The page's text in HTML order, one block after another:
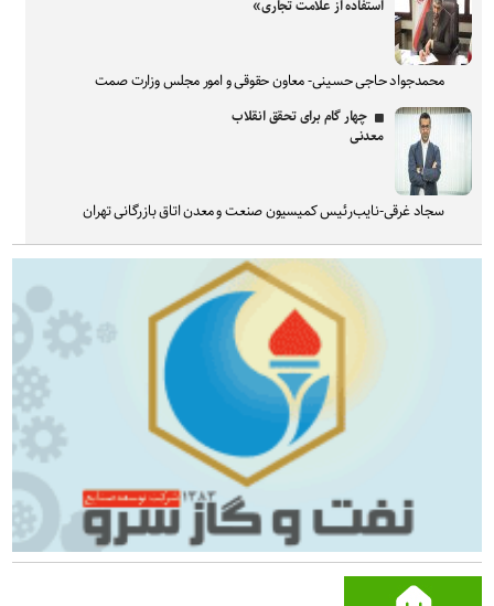
استفاده از علامت تجاری»
محمدجواد حاجی حسینی- معاون حقوقی و امور مجلس وزارت صمت
چهار گام برای تحقق انقلاب
معدنی
سجاد غرقی-نایب‌رئیس کمیسیون صنعت و معدن اتاق بازرگانی تهران